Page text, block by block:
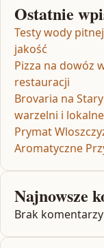
Ostatnie
Testy wody
jakość
Pizza na dowóz
restauracji
Brovaria na
warzelni i
Prymat
Aromatyczne
Najnowsze
Brak